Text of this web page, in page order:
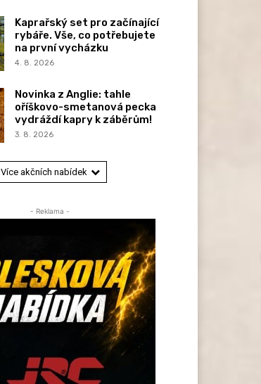
Kaprařský set pro začínající
rybáře. Vše, co potřebujete
na první vycházku
4. 8. 2026
Novinka z Anglie: tahle
oříškovo-smetanová pecka
vydráždí kapry k záběrům!
3. 8. 2026
Více akčních nabídek
- Reklama -